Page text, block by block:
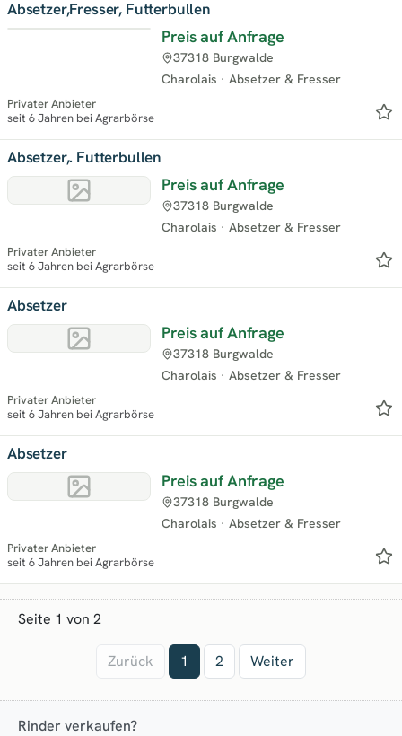
Absetzer,Fresser, Futterbullen
Preis auf Anfrage
Charolais · Absetzer & Fresser
37318 Burgwalde
Privater Anbieter
seit 6 Jahren bei Agrarbörse
Absetzer,. Futterbullen
Preis auf Anfrage
Charolais · Absetzer & Fresser
37318 Burgwalde
Privater Anbieter
seit 6 Jahren bei Agrarbörse
Absetzer
Preis auf Anfrage
Charolais · Absetzer & Fresser
37318 Burgwalde
Privater Anbieter
seit 6 Jahren bei Agrarbörse
Absetzer
Preis auf Anfrage
Charolais · Absetzer & Fresser
37318 Burgwalde
Privater Anbieter
seit 6 Jahren bei Agrarbörse
Seite 1 von 2
Zurück 1 2 Weiter
Rinder verkaufen?